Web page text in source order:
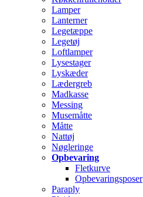
Lamper
Lanterner
Legetæppe
Legetøj
Loftlamper
Lysestager
Lyskæder
Lædergreb
Madkasse
Messing
Musemåtte
Måtte
Nattøj
Nøgleringe
Opbevaring
Fletkurve
Opbevaringsposer
Paraply